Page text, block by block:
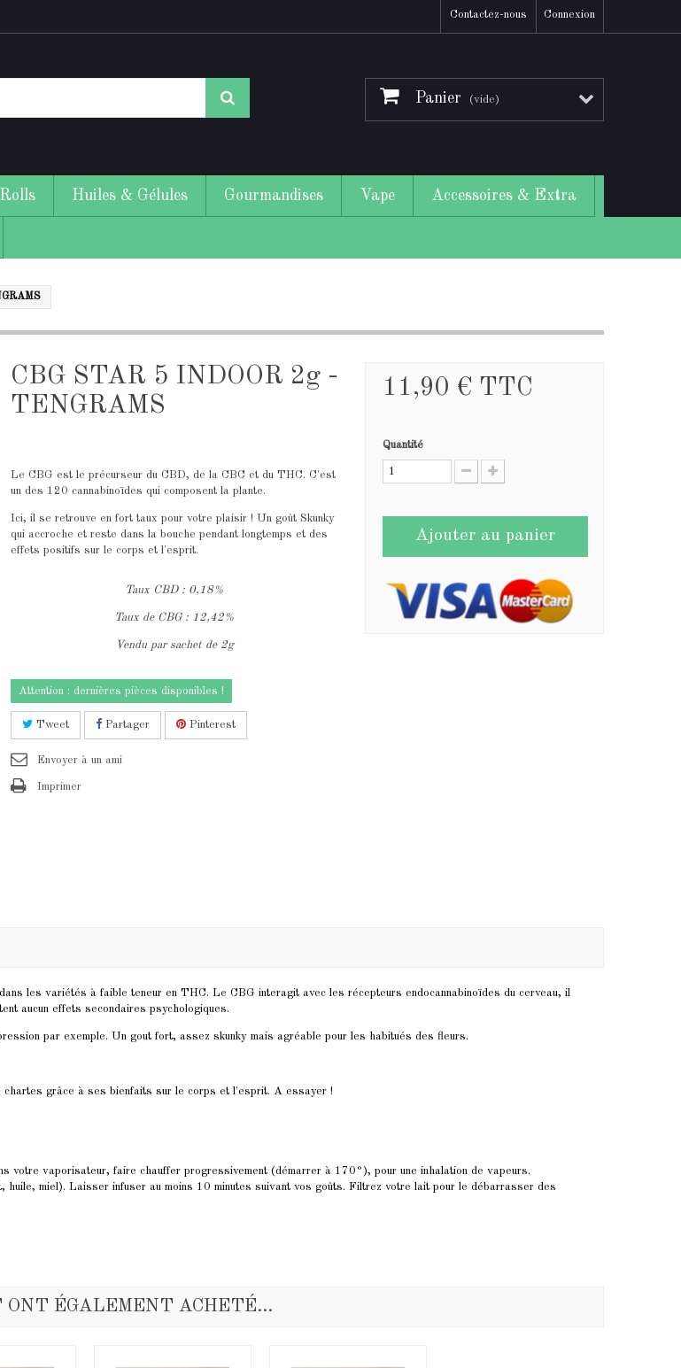
Connexion
Contactez-nous
Panier (vide)
Huiles & Gélules Gourmandises Vape Accessoires & Extra
CBG STAR 5 INDOOR 2g -
TENGRAMS
Le CBG est le précurseur du CBD, de la CBC et du THC. C'est
un des 120 cannabinoïdes qui composent la plante.
Ici, il se retrouve en fort taux pour votre plaisir ! Un goût Skunky
qui accroche et reste dans la bouche pendant longtemps et des
effets positifs sur le corps et l'esprit.
Taux CBD : 0,18%
Taux de CBG : 12,42%
Vendu par sachet de 2g
Attention : dernières pièces disponibles !
Tweet Partager Pinterest
Envoyer à un ami
Imprimer
11,90 € TTC
Quantité
Ajouter au panier
les variétés à faible teneur en THC. Le CBG interagit avec les récepteurs endocannabinoïdes du cerveau, il
aucun effets secondaires psychologiques.
par exemple. Un gout fort, assez skunky mais agréable pour les habitués des fleurs.
chartes grâce à ses bienfaits sur le corps et l'esprit. A essayer !
votre vaporisateur, faire chauffer progressivement (démarrer à 170°), pour une inhalation de vapeurs.
huile, miel). Laisser infuser au moins 10 minutes suivant vos goûts. Filtrez votre lait pour le débarrasser des
ÉGALEMENT ACHETÉ...